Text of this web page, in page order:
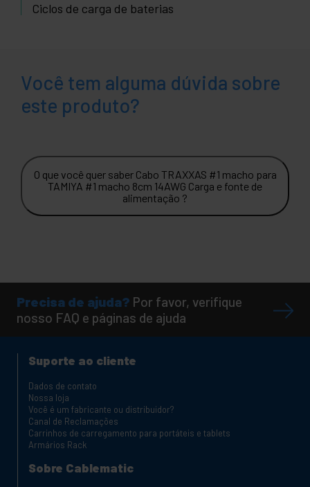
Ciclos de carga de baterias
Você tem alguma dúvida sobre
este produto?
O que você quer saber Cabo TRAXXAS #1 macho para
TAMIYA #1 macho 8cm 14AWG Carga e fonte de
alimentação ?
Precisa de ajuda? Por favor, verifique
nosso FAQ e páginas de ajuda
Suporte ao cliente
Dados de contato
Nossa loja
Você é um fabricante ou distribuidor?
Canal de Reclamações
Carrinhos de carregamento para portáteis e tablets
Armários Rack
Sobre Cablematic